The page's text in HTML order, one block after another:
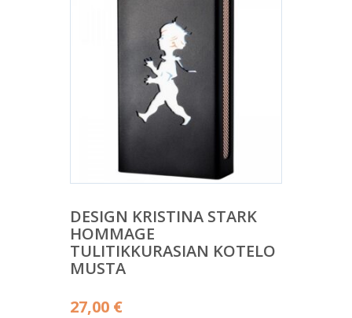
DESIGN KRISTINA STARK
HOMMAGE
TULITIKKURASIAN KOTELO
MUSTA
27,00 €